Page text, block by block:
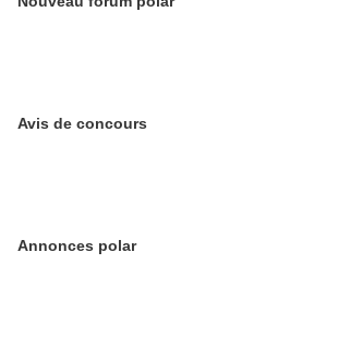
Avis de concours
Annonces polar